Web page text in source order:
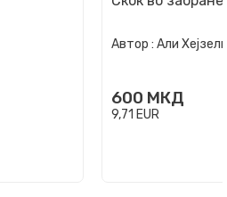
Автор : Али
600 МКД
9,71 EUR